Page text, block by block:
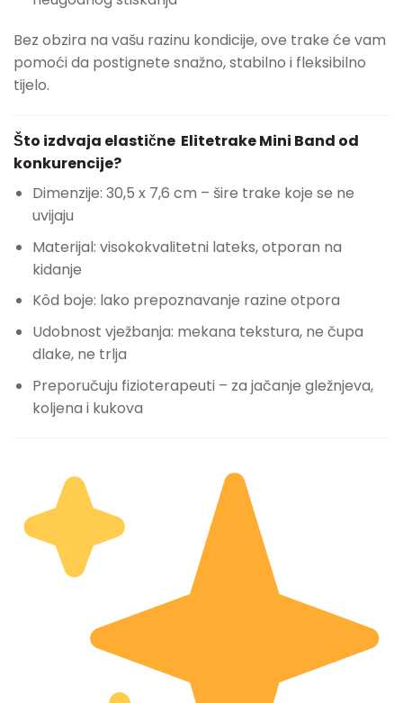
Bez obzira na vašu razinu kondicije, ove trake će vam
pomoći da postignete snažno, stabilno i fleksibilno
tijelo.
Što izdvaja elastične Elitetrake Mini Band od
konkurencije?
Dimenzije: 30,5 x 7,6 cm – šire trake koje se ne
uvijaju
Materijal: visokokvalitetni lateks, otporan na
kidanje
Kôd boje: lako prepoznavanje razine otpora
Udobnost vježbanja: mekana tekstura, ne čupa
dlake, ne trlja
Preporučuju fizioterapeuti – za jačanje gležnjeva,
koljena i kukova